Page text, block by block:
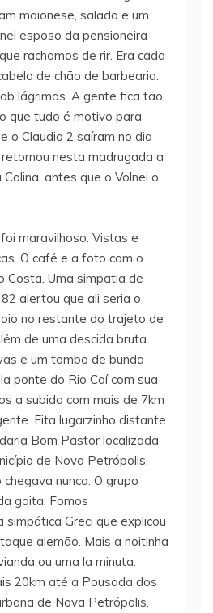
maionese, salada e um
esposo da pensioneira
rachamos de rir. Era cada
de chão de barbearia.
lágrimas. A gente fica tão
que tudo é motivo para
o Claudio 2 saíram no dia
nesta madrugada a
antes que o Volnei o
maravilhoso. Vistas e
O café e a foto com o
Costa. Uma simpatia de
alertou que ali seria o
no restante do trajeto de
de uma descida bruta
e um tombo de bunda
ponte do Rio Caí com sua
a subida com mais de 7km
Eita lugarzinho distante
Bom Pastor localizada
de Nova Petrópolis.
nunca. O grupo
gaita. Fomos
simpática Greci que explicou
alemão. Mais a noitinha
ou uma la minuta.
20km até a Pousada dos
de Nova Petrópolis.